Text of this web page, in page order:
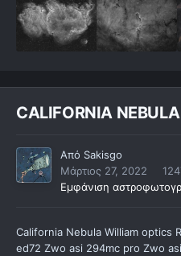
CALIFORNIA NEBULA
Από Sakisgo
Μάρτιος 27, 2022
Εμφάνιση
California Nebula William optics
ed72 Zwo asi 294mc pro Zwo